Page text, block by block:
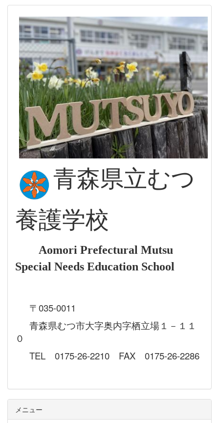
青森県立むつ
養護学校
Aomori Prefectural Mutsu
Special Needs Education School
〒035-0011
青森県むつ市大字奥内字栖立場１－１１
０
TEL 0175-26-2210 FAX 0175-26-2286
メニュー